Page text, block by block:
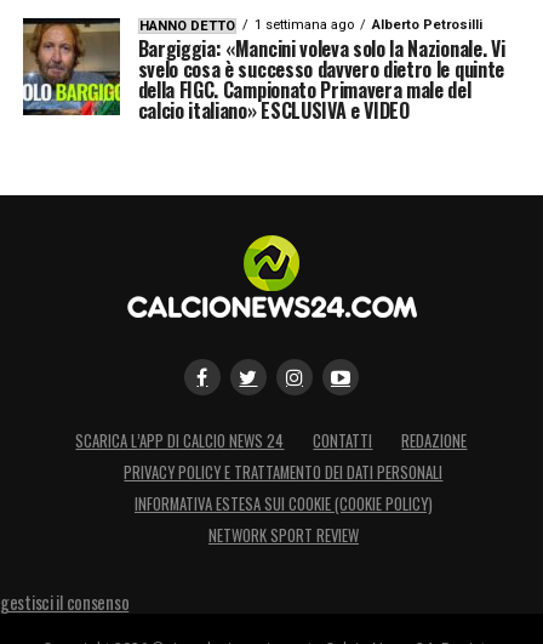
HANNO DETTO 1 settimana ago Alberto Petrosilli
Bargiggia: «Mancini voleva solo la Nazionale. Vi
svelo cosa è successo davvero dietro le quinte
della FIGC. Campionato Primavera male del
calcio italiano» ESCLUSIVA e VIDEO
SCARICA L’APP DI CALCIO NEWS 24 CONTATTI
REDAZIONE
PRIVACY POLICY E TRATTAMENTO DEI DATI PERSONALI
INFORMATIVA ESTESA SUI COOKIE (COOKIE POLICY)
NETWORK SPORT REVIEW
gestisci il consenso